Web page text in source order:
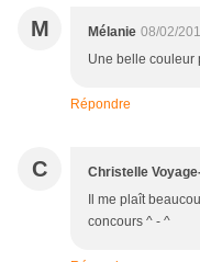
M Mélanie 08/02/
Une belle couleur
Répondre
C Christelle
Il me plaît
concours ^ - ^